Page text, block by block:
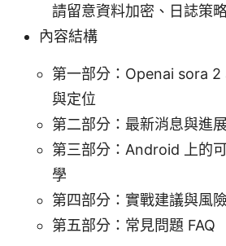
請留意資料加密、日誌策
內容結構
第一部分：Openai sora
與定位
第二部分：最新消息與進
第三部分：Android 上的
學
第四部分：實戰建議與風
第五部分：常見問題 FAQ